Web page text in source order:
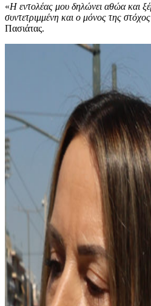
«Η εντολέας μου δηλώνει αθώα και
συντετριμμένη και ο μόνος της
Πασιάτας.